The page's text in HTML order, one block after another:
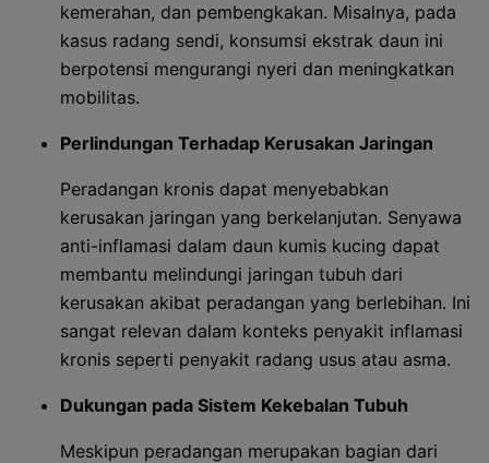
kemerahan, dan pembengkakan. Misalnya, pada
kasus radang sendi, konsumsi ekstrak daun ini
berpotensi mengurangi nyeri dan meningkatkan
mobilitas.
Perlindungan Terhadap Kerusakan Jaringan
Peradangan kronis dapat menyebabkan
kerusakan jaringan yang berkelanjutan. Senyawa
anti-inflamasi dalam daun kumis kucing dapat
membantu melindungi jaringan tubuh dari
kerusakan akibat peradangan yang berlebihan. Ini
sangat relevan dalam konteks penyakit inflamasi
kronis seperti penyakit radang usus atau asma.
Dukungan pada Sistem Kekebalan Tubuh
Meskipun peradangan merupakan bagian dari